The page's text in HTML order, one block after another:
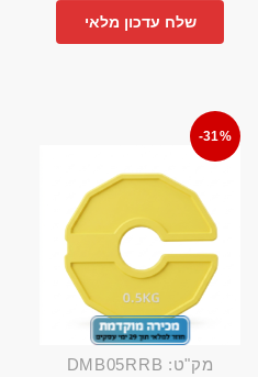
שלח עדכון מלאי
-31%
מק"ט: DMB05RRB